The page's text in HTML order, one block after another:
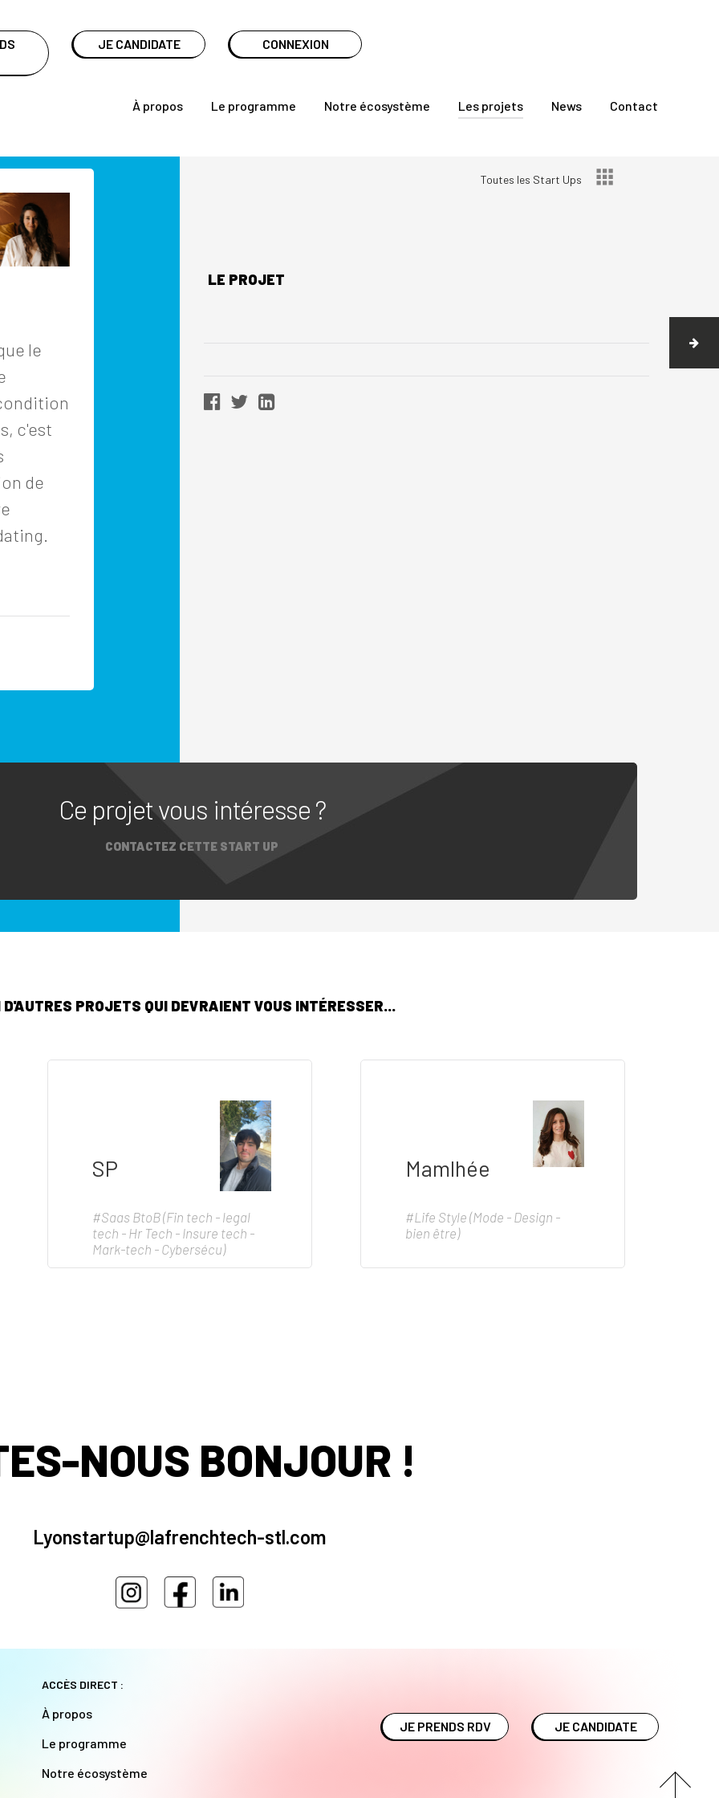
JE CANDIDATE CONNEXION
À propos Le programme Notre écosystème Les projets News Contact
le
c'est
de
Toutes les Start Ups
LE PROJET
Ce projet vous intéresse ?
CONTACTEZ CETTE START UP
D'AUTRES PROJETS QUI DEVRAIENT VOUS INTÉRESSER...
SP
#Saas BtoB (Fin tech - legal
tech - Hr Tech - Insure tech -
Mark-tech - Cybersécu)
Mamlhée
#Life Style (Mode - Design -
bien être)
NOUS BONJOUR !
Lyonstartup@lafrenchtech-stl.com
ACCÈS DIRECT :
À propos
Le programme
Notre écosystème
JE PRENDS RDV JE CANDIDATE